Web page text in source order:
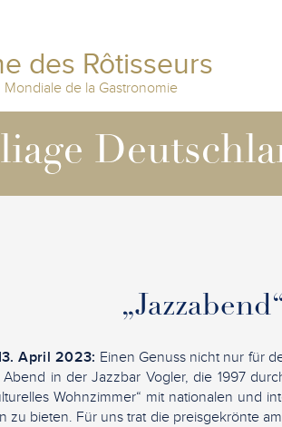
des Rôtisseurs
Mondiale de la Gastronomie
April 2023: Einen Genuss nicht nur für
in der Jazzbar Vogler, die 1997
Wohnzimmer“ mit nationalen und
zu bieten. Für uns trat die preisgekrönte